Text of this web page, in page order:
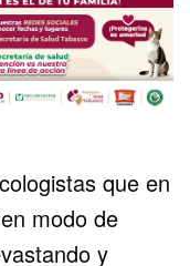
que en
modo de
y